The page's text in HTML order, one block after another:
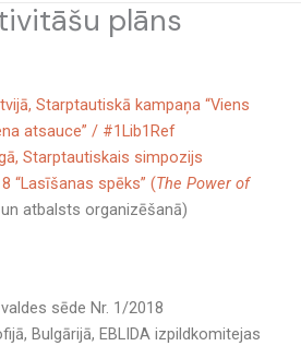
plāns
Starptautiskā kampaņa “Viens
atsauce” / #1Lib1Ref
Starptautiskais simpozijs
“Lasīšanas spēks” (The Power of
atbalsts organizēšanā)
valdes sēde Nr. 1/2018
Bulgārijā, EBLIDA izpildkomitejas